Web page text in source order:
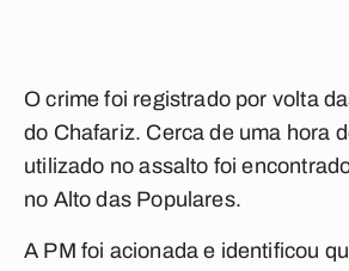
O crime foi registrado por volta
do Chafariz. Cerca de uma hora
utilizado no assalto foi
no Alto das Populares.
A PM foi acionada e identificou